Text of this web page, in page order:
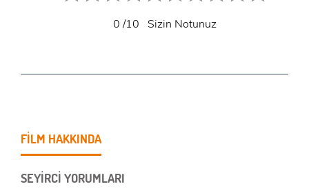
0/10 Sizin Notunuz
FİLM HAKKINDA
SEYİRCİ YORUMLARI